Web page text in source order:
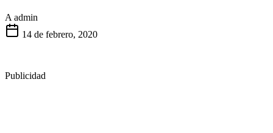
A admin
14 de febrero, 2020
Publicidad